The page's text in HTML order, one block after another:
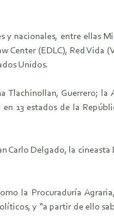
y nacionales, entre ellas
(EDLC), Red Vida
Unidos.
Tlachinollan, Guerrero; la
13 estados de la
Carlo Delgado, la cineasta
la Procuraduría
y “a partir de ello